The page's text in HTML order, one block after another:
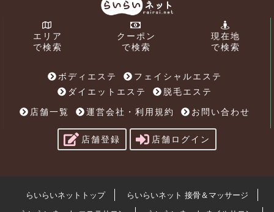
エリア
で検索
クーポン
で検索
現在地
で検索
ボディエステ
フェイシャルエステ
ダイエットエステ
脱毛エステ
店舗一覧
運営会社・利用規約 お問い合わせ
店舗登録 店舗ログイン
らいらいネットトップ
らいらいネット 接骨＆マッサージ